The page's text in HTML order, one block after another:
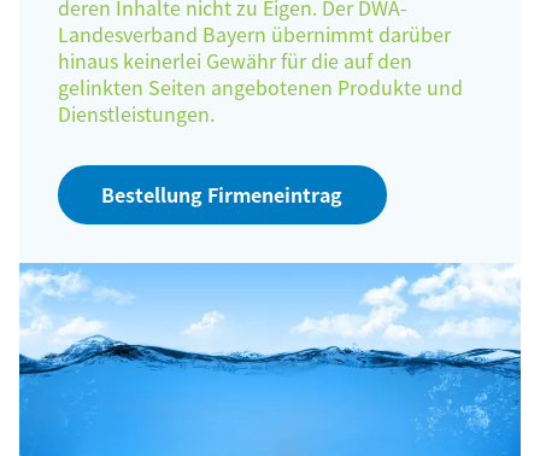
deren Inhalte nicht zu Eigen. Der DWA-
Landesverband Bayern übernimmt darüber
hinaus keinerlei Gewähr für die auf den
gelinkten Seiten angebotenen Produkte und
Dienstleistungen.
Bestellung Firmeneintrag